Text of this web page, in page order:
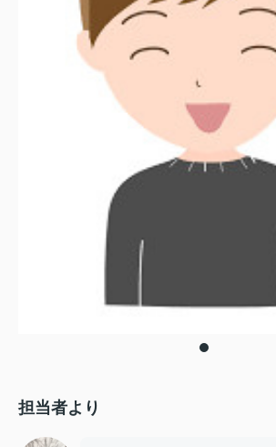
担当者より